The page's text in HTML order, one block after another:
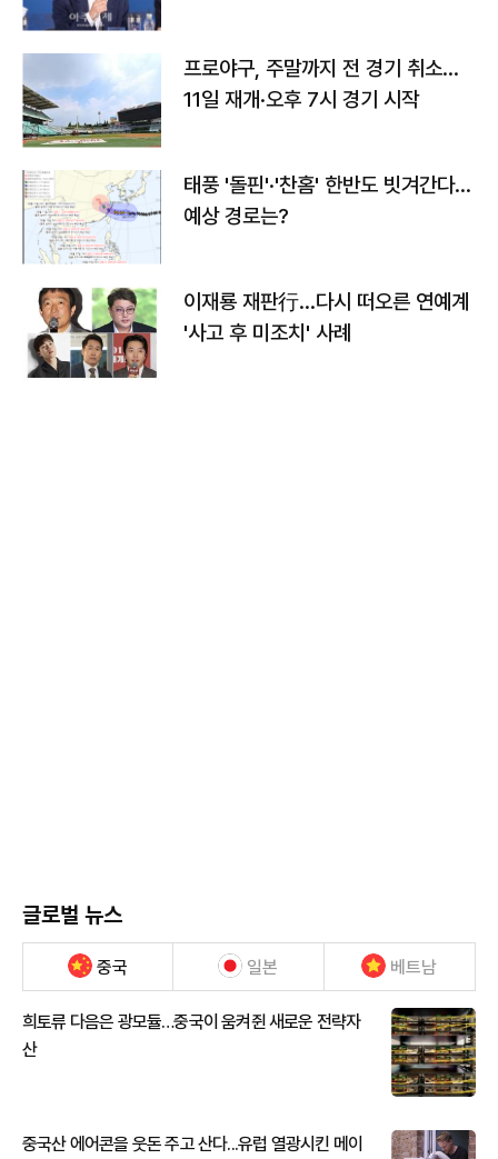
프로야구, 주말까지 전 경기 취소…
11일 재개·오후 7시 경기 시작
태풍 '돌핀'·'찬홈' 한반도 빗겨간다…
예상 경로는?
이재룡 재판行…다시 떠오른 연예계
'사고 후 미조치' 사례
글로벌 뉴스
중국 일본 베트남
희토류 다음은 광모듈…중국이 움켜쥔 새로운 전략자
산
중국산 에어콘을 웃돈 주고 산다...유럽 열광시킨 메이